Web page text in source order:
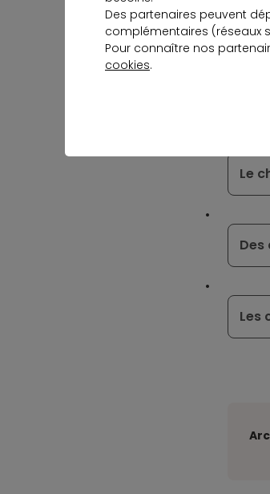
Ça
Le
Des
Les
Des partenaires peuvent
complémentaires (réseaux
Pour connaître nos
cookies.